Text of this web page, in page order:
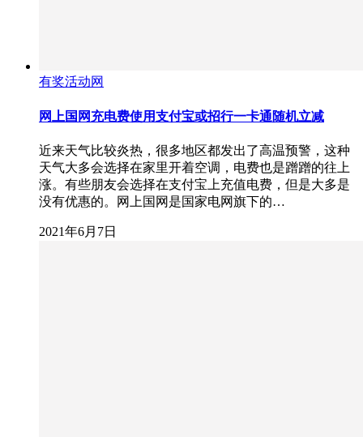
有奖活动网
网上国网充电费使用支付宝或招行一卡通随机立减
近来天气比较炎热，很多地区都发出了高温预警，这种
天气大多会选择在家里开着空调，电费也是蹭蹭的往上
涨。有些朋友会选择在支付宝上充值电费，但是大多是
没有优惠的。网上国网是国家电网旗下的…
2021年6月7日